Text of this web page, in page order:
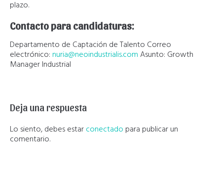
plazo.
Contacto para candidaturas:
Departamento de Captación de Talento Correo
electrónico:nuria@neoindustrialis.comAsunto: Growth
Manager Industrial
Deja una respuesta
Lo siento, debes estarconectado para publicar un
comentario.